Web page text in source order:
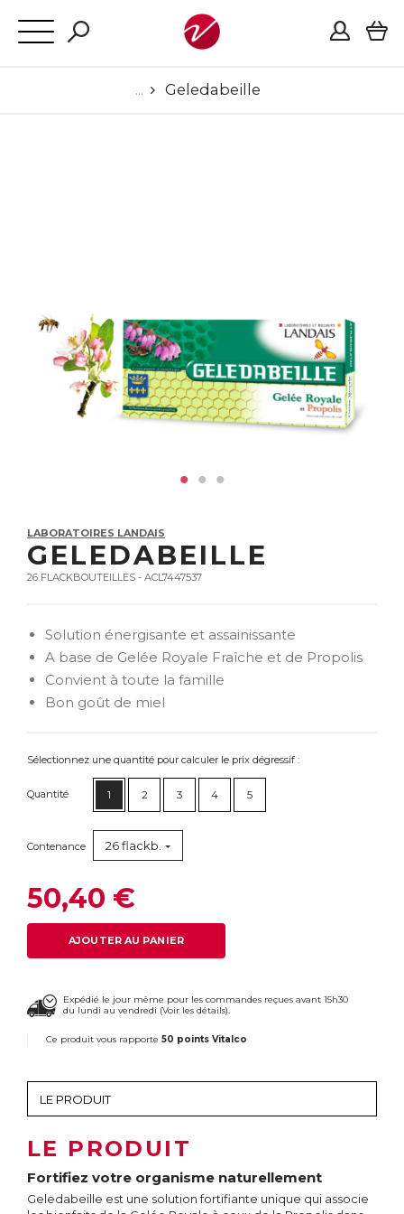
Geledabeille
LABORATOIRES LANDAIS
GELEDABEILLE
26 FLACKBOUTEILLES - ACL7447537
Solution énergisante et assainissante
A base de Gelée Royale Fraîche et de Propolis
Convient à toute la famille
Bon goût de miel
Sélectionnez une quantité pour calculer le prix dégressif :
Quantité 1 2 3 4 5
Contenance 26 flackb.
50,40 €
AJOUTER AU PANIER
Expédié le jour même pour les commandes reçues avant 15h30
du lundi au vendredi (Voir les détails).
Ce produit vous rapporte 50 points Vitalco
LE PRODUIT
Fortifiez votre organisme naturellement
Geledabeille est une solution fortifiante unique qui associe